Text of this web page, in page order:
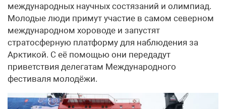
международных научных состязаний и олимпиад.
Молодые люди примут участие в самом северном
международном хороводе и запустят
стратосферную платформу для наблюдения за
Арктикой. С её помощью они передадут
приветствия делегатам Международного
фестиваля молодёжи.